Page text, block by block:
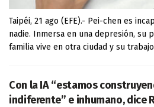
Taipéi, 21 ago (EFE).- Pei-chen es
nadie. Inmersa en una depresión, su
familia vive en otra ciudad y su trabajo
Con la IA “estamos
indiferente” e inhumano, dice